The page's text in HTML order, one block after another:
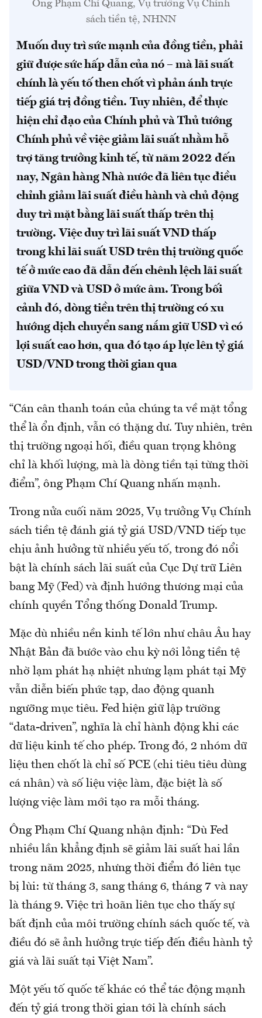
Ông Phạm Chí Quang, Vụ trưởng Vụ Chính
sách tiền tệ, NHNN
Muốn duy trì sức mạnh của đồng tiền, phải
giữ được sức hấp dẫn của nó – mà lãi suất
chính là yếu tố then chốt vì phản ánh trực
tiếp giá trị đồng tiền. Tuy nhiên, để thực
hiện chỉ đạo của Chính phủ và Thủ tướng
Chính phủ về việc giảm lãi suất nhằm hỗ
trợ tăng trưởng kinh tế, từ năm 2022 đến
nay, Ngân hàng Nhà nước đã liên tục điều
chỉnh giảm lãi suất điều hành và chủ động
duy trì mặt bằng lãi suất thấp trên thị
trường. Việc duy trì lãi suất VND thấp
trong khi lãi suất USD trên thị trường quốc
tế ở mức cao đã dẫn đến chênh lệch lãi suất
giữa VND và USD ở mức âm. Trong bối
cảnh đó, dòng tiền trên thị trường có xu
hướng dịch chuyển sang nắm giữ USD vì có
lợi suất cao hơn, qua đó tạo áp lực lên tỷ giá
USD/VND trong thời gian qua
“Cán cân thanh toán của chúng ta về mặt tổng
thể là ổn định, vẫn có thặng dư. Tuy nhiên, trên
thị trường ngoại hối, điều quan trọng không
chỉ là khối lượng, mà là dòng tiền tại từng thời
điểm”, ông Phạm Chí Quang nhấn mạnh.
Trong nửa cuối năm 2025, Vụ trưởng Vụ Chính
sách tiền tệ đánh giá tỷ giá USD/VND tiếp tục
chịu ảnh hưởng từ nhiều yếu tố, trong đó nổi
bật là chính sách lãi suất của Cục Dự trữ Liên
bang Mỹ (Fed) và định hướng thương mại của
chính quyền Tổng thống Donald Trump.
Mặc dù nhiều nền kinh tế lớn như châu Âu hay
Nhật Bản đã bước vào chu kỳ nới lỏng tiền tệ
nhờ lạm phát hạ nhiệt nhưng lạm phát tại Mỹ
vẫn diễn biến phức tạp, dao động quanh
ngưỡng mục tiêu. Fed hiện giữ lập trường
“data-driven”, nghĩa là chỉ hành động khi các
dữ liệu kinh tế cho phép. Trong đó, 2 nhóm dữ
liệu then chốt là chỉ số PCE (chi tiêu tiêu dùng
cá nhân) và số liệu việc làm, đặc biệt là số
lượng việc làm mới tạo ra mỗi tháng.
Ông Phạm Chí Quang nhận định: “Dù Fed
nhiều lần khẳng định sẽ giảm lãi suất hai lần
trong năm 2025, nhưng thời điểm đó liên tục
bị lùi: từ tháng 3, sang tháng 6, tháng 7 và nay
là tháng 9. Việc trì hoãn liên tục cho thấy sự
bất định của môi trường chính sách quốc tế, và
điều đó sẽ ảnh hưởng trực tiếp đến điều hành tỷ
giá và lãi suất tại Việt Nam”.
Một yếu tố quốc tế khác có thể tác động mạnh
đến tỷ giá trong thời gian tới là chính sách